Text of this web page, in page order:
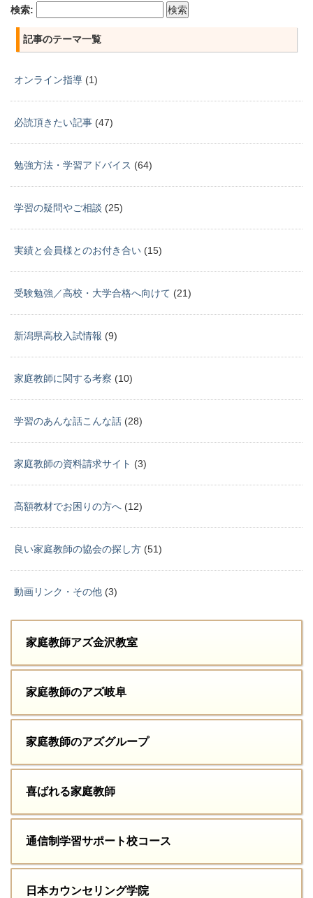
検索:
記事のテーマ一覧
オンライン指導 (1)
必読頂きたい記事 (47)
勉強方法・学習アドバイス (64)
学習の疑問やご相談 (25)
実績と会員様とのお付き合い (15)
受験勉強／高校・大学合格へ向けて (21)
新潟県高校入試情報 (9)
家庭教師に関する考察 (10)
学習のあんな話こんな話 (28)
家庭教師の資料請求サイト (3)
高額教材でお困りの方へ (12)
良い家庭教師の協会の探し方 (51)
動画リンク・その他 (3)
家庭教師アズ金沢教室
家庭教師のアズ岐阜
家庭教師のアズグループ
喜ばれる家庭教師
通信制学習サポート校コース
日本カウンセリング学院